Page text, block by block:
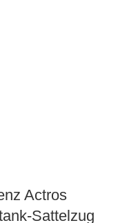
Actros
Sattelzug